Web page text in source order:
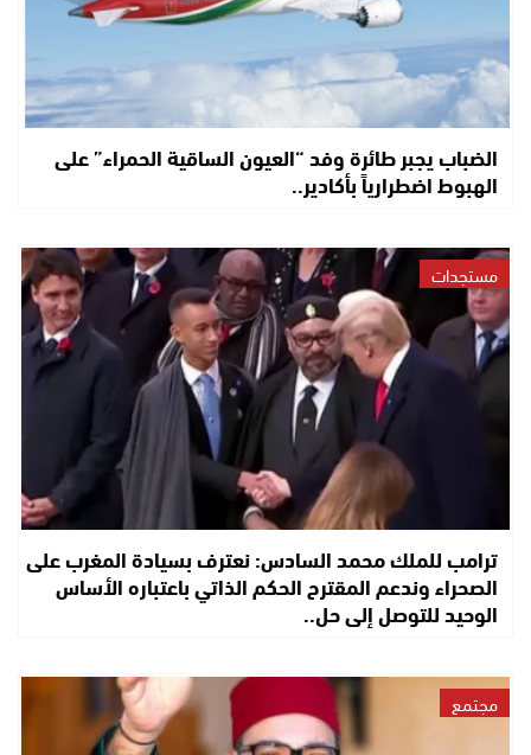
الضباب يجبر طائرة وفد “العيون الساقية الحمراء” على
الهبوط اضطرارياً بأكادير..
مستجدات
ترامب للملك محمد السادس: نعترف بسيادة المغرب على
الصحراء وندعم المقترح الحكم الذاتي باعتباره الأساس
الوحيد للتوصل إلى حل..
مجتمع